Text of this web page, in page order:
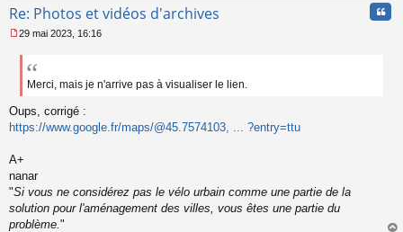
Re: Photos et vidéos d'archives
e
a
g
e
n
n
l
u
29 mai 2023, 16:16
Merci, mais je n'arrive pas à visualiser le lien.
Oups, corrigé :
https://www.google.fr/maps/@45.7574103, ... ?entry=ttu
A+
nanar
"Si vous ne considérez pas le vélo urbain comme une partie de la
solution pour l'aménagement des villes, vous êtes une partie du
problème. "